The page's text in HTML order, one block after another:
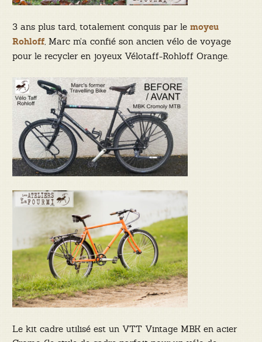
3 ans plus tard, totalement conquis par le moyeu
Rohloff, Marc m’a confié son ancien vélo de voyage
pour le recycler en joyeux Vélotaff-Rohloff Orange.
Le kit cadre utilisé est un VTT Vintage MBK en acier